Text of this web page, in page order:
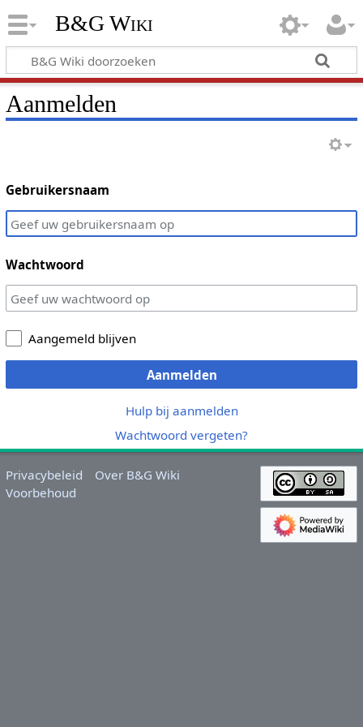
B&G Wiki
Aanmelden
Gebruikersnaam
Wachtwoord
Aangemeld blijven
Aanmelden
Hulp bij aanmelden
Wachtwoord vergeten?
Privacybeleid
Over B&G Wiki
Voorbehoud